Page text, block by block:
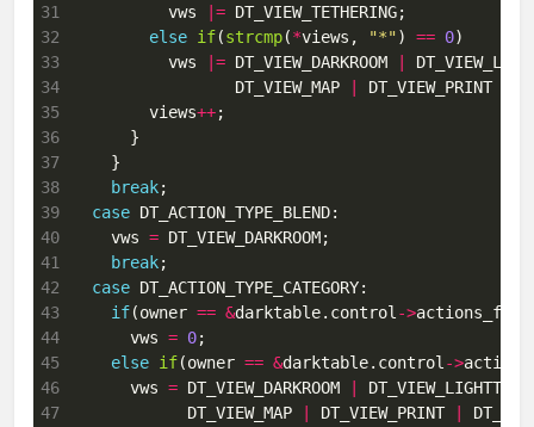
31
          vws
|=
32
else if(strcmp(*views, "*") == 0
33
          vws
|= DT_VIEW_DARKROOM
34
                 DT_VIEW_MAP
DT_VIEW_PRINT
35
        views
++
36
37
38
break
39
case
40
    vws
=
41
break
42
case
43
if(owner == &darktable.control->
44
      vws
= 0
45
else if(owner == &darktable.control->
46
      vws
= DT_VIEW_DARKROOM
47
            DT_VIEW_MAP
DT_VIEW_PRINT